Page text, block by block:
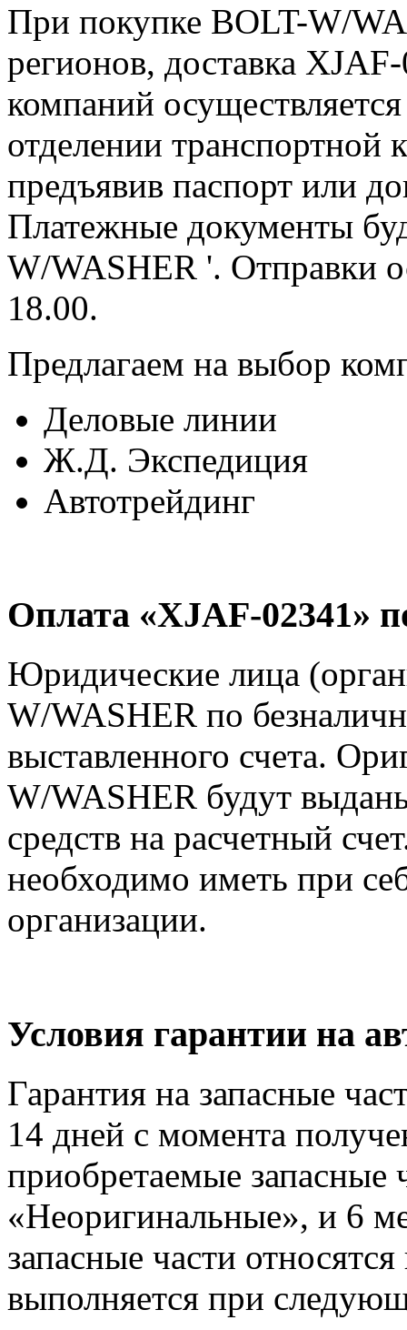
При покупке BOLT-W/
регионов, доставка
компаний
отделении транспортной
предъявив паспорт или
Платежные документы
W/WASHER '. Отправки
18.00.
Предлагаем на выбор
Деловые линии
Ж.Д. Экспедиция
Автотрейдинг
Оплата «XJAF-02341»
Юридические лица
W/WASHER по
выставленного счета.
W/WASHER будут
средств на расчетный
необходимо иметь при
организации.
Условия гарантии на
Гарантия на запасные
14 дней с момента
приобретаемые запасные
«Неоригинальные», и 6
запасные части
выполняется при